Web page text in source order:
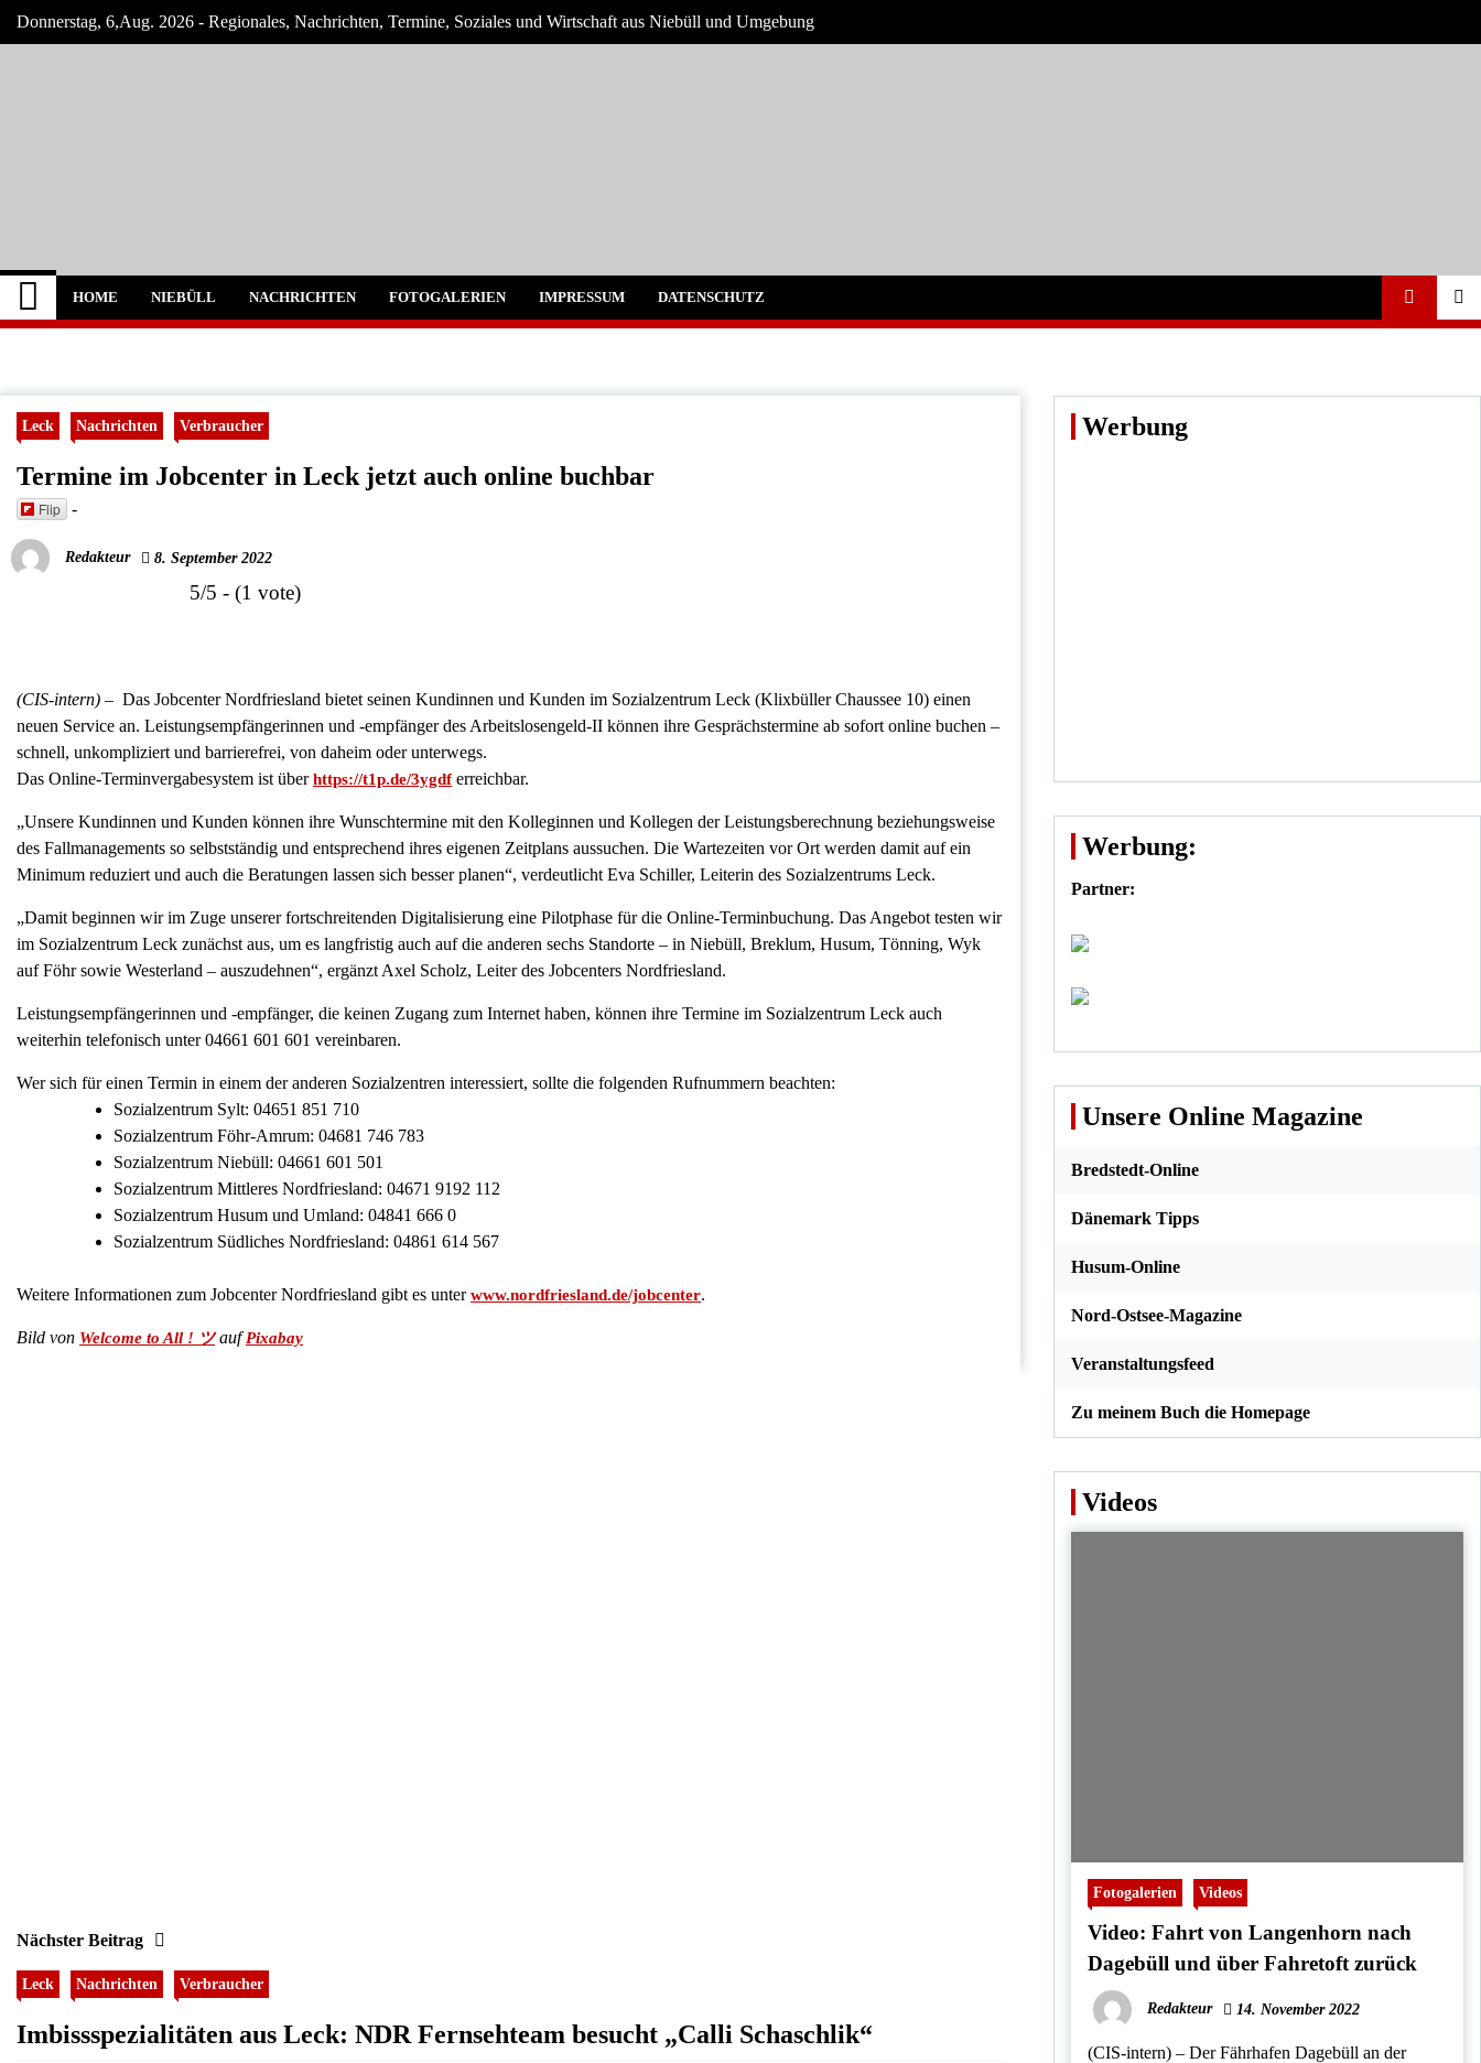
Skip
Donnerstag, 6,Aug. 2026 - Regionales, Nachrichten, Termine, Soziales und Wirtschaft aus Niebüll und Umgebung
Niebüll-Online
Neuigkeiten und Nachrichten aus Niebüll und Umgebung
HOME NIEBÜLL NACHRICHTEN FOTOGALERIEN IMPRESSUM DATENSCHUTZ
Leck Nachrichten Verbraucher
Termine im Jobcenter in Leck jetzt auch online buchbar
Flip -
Redakteur 8. September 2022
5/5 - (1 vote)
(CIS-intern) – Das Jobcenter Nordfriesland bietet seinen Kundinnen und Kunden im Sozialzentrum Leck (Klixbüller Chaussee 10) einen
neuen Service an. Leistungsempfängerinnen und -empfänger des Arbeitslosengeld-II können ihre Gesprächstermine ab sofort online buchen –
schnell, unkompliziert und barrierefrei, von daheim oder unterwegs.
Das Online-Terminvergabesystem ist überhttps://t1p.de/3ygdf erreichbar.
„Unsere Kundinnen und Kunden können ihre Wunschtermine mit den Kolleginnen und Kollegen der Leistungsberechnung beziehungsweise
des Fallmanagements so selbstständig und entsprechend ihres eigenen Zeitplans aussuchen. Die Wartezeiten vor Ort werden damit auf ein
Minimum reduziert und auch die Beratungen lassen sich besser planen“, verdeutlicht Eva Schiller, Leiterin des Sozialzentrums Leck.
„Damit beginnen wir im Zuge unserer fortschreitenden Digitalisierung eine Pilotphase für die Online-Terminbuchung. Das Angebot testen wir
im Sozialzentrum Leck zunächst aus, um es langfristig auch auf die anderen sechs Standorte – in Niebüll, Breklum, Husum, Tönning, Wyk
auf Föhr sowie Westerland – auszudehnen“, ergänzt Axel Scholz, Leiter des Jobcenters Nordfriesland.
Leistungsempfängerinnen und -empfänger, die keinen Zugang zum Internet haben, können ihre Termine im Sozialzentrum Leck auch
weiterhin telefonisch unter 04661 601 601 vereinbaren.
Wer sich für einen Termin in einem der anderen Sozialzentren interessiert, sollte die folgenden Rufnummern beachten:
Sozialzentrum Sylt: 04651 851 710
Sozialzentrum Föhr-Amrum: 04681 746 783
Sozialzentrum Niebüll: 04661 601 501
Sozialzentrum Mittleres Nordfriesland: 04671 9192 112
Sozialzentrum Husum und Umland: 04841 666 0
Sozialzentrum Südliches Nordfriesland: 04861 614 567
Weitere Informationen zum Jobcenter Nordfriesland gibt es unterwww.nordfriesland.de/jobcenter.
Bild von Welcome to All ! ツaufPixabay
Nächster Beitrag
Leck Nachrichten Verbraucher
Imbissspezialitäten aus Leck: NDR Fernsehteam besucht „Calli Schaschlik“
Werbung
Werbung:
Partner:
Unsere Online Magazine
Bredstedt-Online
Dänemark Tipps
Husum-Online
Nord-Ostsee-Magazine
Veranstaltungsfeed
Zu meinem Buch die Homepage
Videos
Fotogalerien Videos
Video: Fahrt von Langenhorn nach
Dagebüll und über Fahretoft zurück
Redakteur 14. November 2022
(CIS-intern) – Der Fährhafen Dagebüll an der